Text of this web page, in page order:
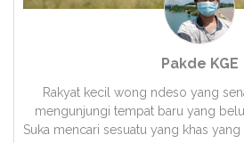
Pakde KGE
Rakyat kecil wong ndeso yang
mengunjungi tempat baru yang
Suka mencari sesuatu yang khas